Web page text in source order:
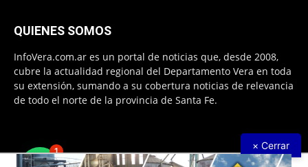
QUIENES SOMOS
InfoVera.com.ar es un portal de noticias que, desde 2008,
cubre la actualidad regional del Departamento Vera en toda
su extensión, sumando a su cobertura noticias de relevancia
de todo el norte de la provincia de Santa Fe.
× Cerrar
1